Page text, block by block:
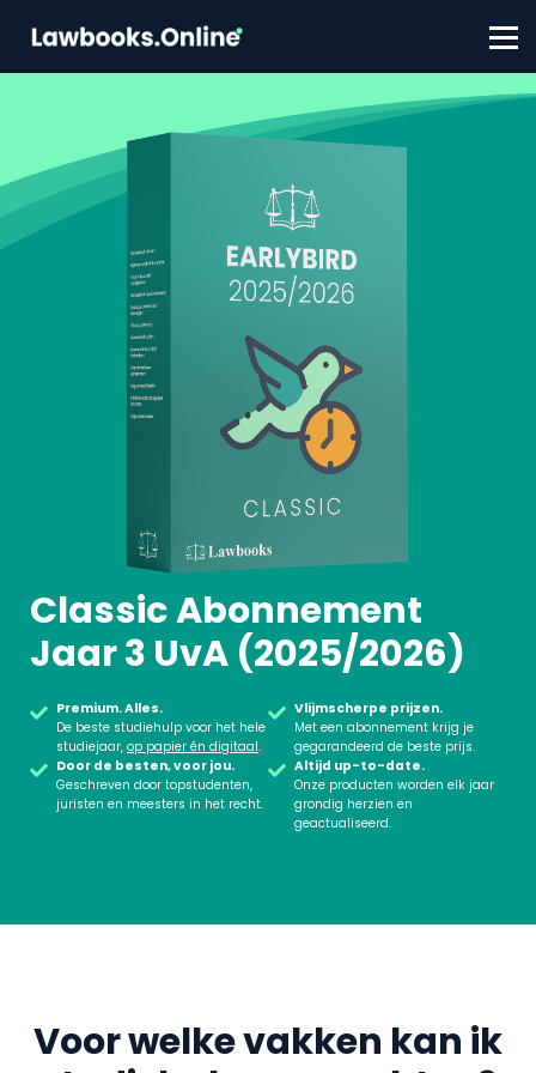
FAQ
Contact
Account aanmaken
Inloggen
Classic Abonnement
Jaar 3 UvA (2025/2026)
Premium. Alles.
De beste studiehulp voor het hele
studiejaar, op papier én digitaal.
Vlijmscherpe prijzen.
Met een abonnement krijg je
gegarandeerd de beste prijs.
Door de besten, voor jou.
Geschreven door topstudenten,
juristen en meesters in het recht.
Altijd up-to-date.
Onze producten worden elk jaar
grondig herzien en
geactualiseerd.
Voor welke vakken kan ik